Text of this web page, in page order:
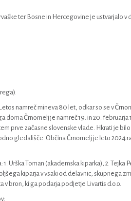
ter Bosne in Hercegovine je ustvarjalo v
namreč mineva 80 let, odkar so se v
Črnomelj je namreč 19. in 20.
prve začasne slovenske vlade. Hkrati je
gledališče. Občina Črnomelj je leto 2024
Urška Toman (akademska kiparka), 2. Tejka
kiparja v vsaki od delavnic, skupnega
bron, ki ga podarja podjetje Livartis d.o.o.